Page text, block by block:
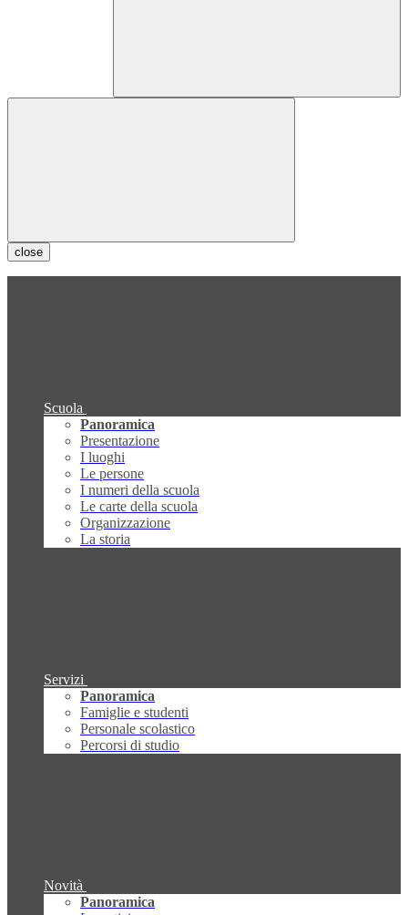
close
Scuola
Panoramica
Presentazione
I luoghi
Le persone
I numeri della scuola
Le carte della scuola
Organizzazione
La storia
Servizi
Panoramica
Famiglie e studenti
Personale scolastico
Percorsi di studio
Novità
Panoramica